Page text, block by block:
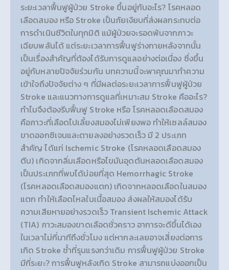
ระยะเวลาฟื้นฟูผู้ป่วย Stroke ขึ้นอยู่กับอะไร? โรคหลอด
เลือดสมอง หรือ Stroke เป็นภัยเงียบที่ส่งผลกระทบต่อ
การดำเนินชีวิตในทุกมิติ แม้ผู้ป่วยจะรอดพ้นจากภาวะ
เฉียบพลันได้ แต่ระยะเวลาการฟื้นฟูร่างกายหลังจากนั้น
เป็นเรื่องสำคัญที่ต้องได้รับการดูแลอย่างต่อเนื่อง ซึ่งขึ้น
อยู่กับหลายปัจจัยร่วมกัน บทความนี้จะพาคุณมาทำความ
เข้าใจถึงปัจจัยต่าง ๆ ที่มีผลต่อระยะเวลาการฟื้นฟูผู้ป่วย
Stroke และแนวทางการดูแลที่เหมาะสม Stroke คืออะไร?
ทำไมจึงต้องรีบฟื้นฟู Stroke หรือ โรคหลอดเลือดสมอง
คือภาวะที่เลือดไปเลี้ยงสมองไม่เพียงพอ ทำให้เซลล์สมอง
ขาดออกซิเจนและตายลงอย่างรวดเร็ว มี 2 ประเภท
สำคัญ ได้แก่ Ischemic Stroke (โรคหลอดเลือดสมอง
ตีบ) เกิดจากลิ่มเลือดหรือไขมันอุดตันหลอดเลือดสมอง
เป็นประเภทที่พบได้บ่อยที่สุด Hemorrhagic Stroke
(โรคหลอดเลือดสมองแตก) เกิดจากหลอดเลือดในสมอง
แตก ทำให้เลือดไหลในเนื้อสมอง ส่งผลให้สมองได้รับ
ความเสียหายอย่างรวดเร็ว Transient Ischemic Attack
(TIA) ภาวะสมองขาดเลือดชั่วคราว อาการจะดีขึ้นได้เอง
ในเวลาไม่กี่นาทีถึงชั่วโมง แต่หากละเลยอาจเสี่ยงต่อการ
เกิด Stroke ซ้ำที่รุนแรงกว่าเดิม การฟื้นฟูผู้ป่วย Stroke
มีกี่ระยะ? การฟื้นฟูหลังเกิด Stroke สามารถแบ่งออกเป็น